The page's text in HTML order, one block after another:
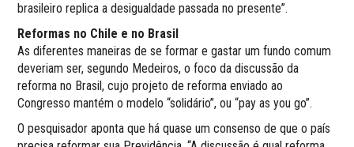
brasileiro replica a desigualdade passada no presente”.
Reformas no Chile e no Brasil
As diferentes maneiras de se formar e gastar um fundo comum
deveriam ser, segundo Medeiros, o foco da discussão da
reforma no Brasil, cujo projeto de reforma enviado ao
Congresso mantém o modelo “solidário”, ou “pay as you go”.
O pesquisador aponta que há quase um consenso de que o país